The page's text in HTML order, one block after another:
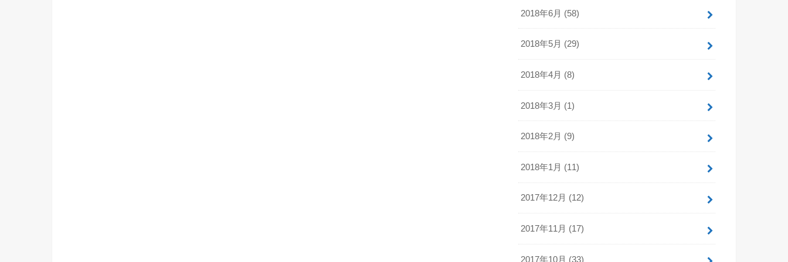
2018年6月 (58)
2018年5月 (29)
2018年4月 (8)
2018年3月 (1)
2018年2月 (9)
2018年1月 (11)
2017年12月 (12)
2017年11月 (17)
2017年10月 (33)